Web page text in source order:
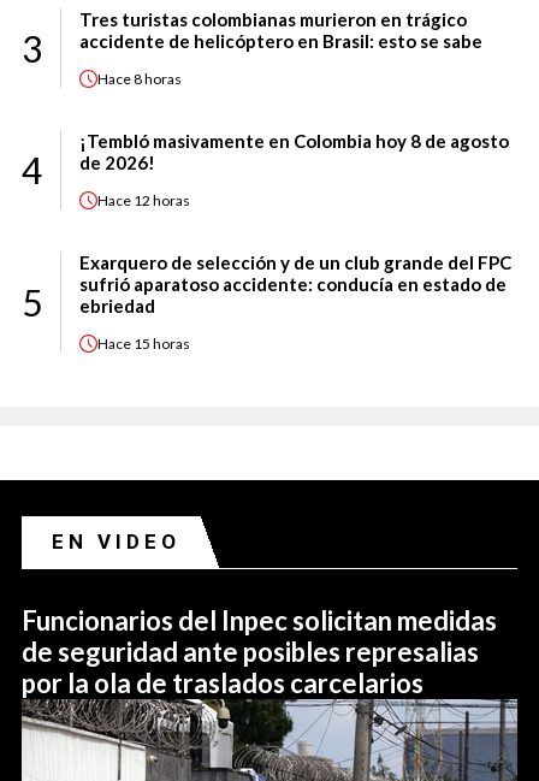
3
Tres turistas colombianas murieron en trágico
accidente de helicóptero en Brasil: esto se sabe
Hace8 horas
4
¡Tembló masivamente en Colombia hoy 8 de agosto
de 2026!
Hace 12 horas
5
Exarquero de selección y de un club grande del FPC
sufrió aparatoso accidente: conducía en estado de
ebriedad
Hace 15 horas
EN VIDEO
Funcionarios del Inpec solicitan medidas
de seguridad ante posibles represalias
por la ola de traslados carcelarios